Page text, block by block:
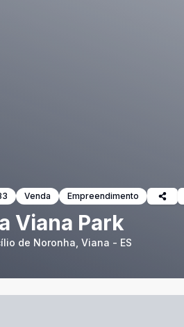
Venda Empreendimento
Viana Park
de Noronha, Viana - ES